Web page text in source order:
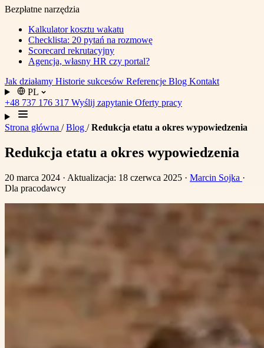
Bezpłatne narzędzia
Kalkulator kosztu wakatu
Checklista: 20 pytań na rozmowę
Scorecard rekrutacyjny
Agencja, własny HR czy portal?
Jak działamy Historie sukcesów Referencje Blog Kontakt
PL
+48 737 176 317 Wyślij zapytanie Oferty pracy
Strona główna /Blog /Redukcja etatu a okres wypowiedzenia
Redukcja etatu a okres wypowiedzenia
20 marca 2024 · Aktualizacja: 18 czerwca 2025 · Marcin Sojka ·
Dla pracodawcy